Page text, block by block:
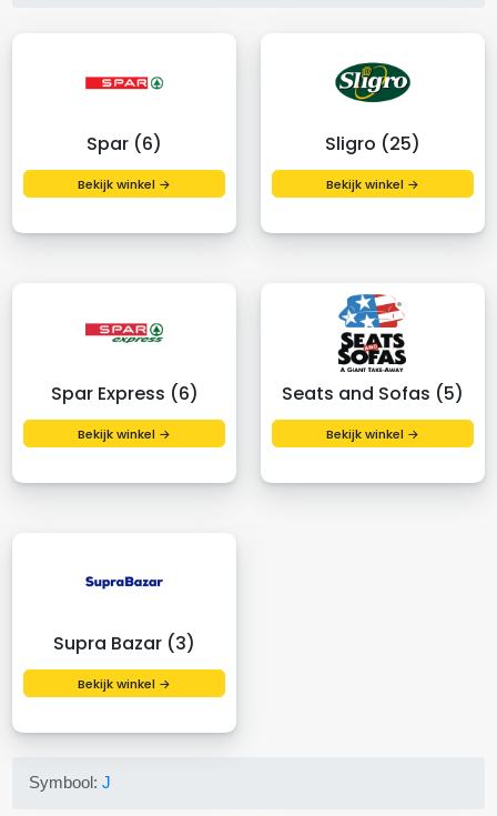
Spar (6)
Bekijk winkel →
Sligro (25)
Bekijk winkel →
Spar Express (6)
Bekijk winkel →
Seats and Sofas (5)
Bekijk winkel →
Supra Bazar (3)
Bekijk winkel →
Symbool:J